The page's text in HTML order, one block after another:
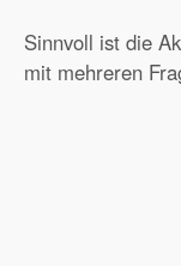
Sinnvoll ist die
mit mehreren